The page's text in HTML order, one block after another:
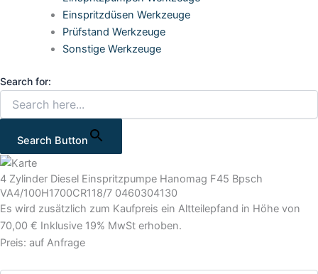
Einspritzdüsen Werkzeuge
Prüfstand Werkzeuge
Sonstige Werkzeuge
Search for:
Search Button
4 Zylinder Diesel Einspritzpumpe Hanomag F45 Bpsch
VA4/100H1700CR118/7 0460304130
Es wird zusätzlich zum Kaufpreis ein Altteilepfand in Höhe von
70,00 € Inklusive 19% MwSt erhoben.
Preis: auf Anfrage